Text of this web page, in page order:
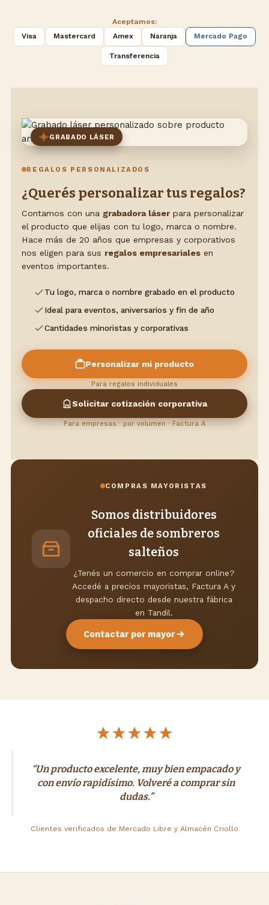
Aceptamos:
Visa Mastercard Amex Naranja Mercado Pago
Transferencia
GRABADO LÁSER
REGALOS PERSONALIZADOS
¿Querés personalizar tus regalos?
Contamos con una grabadora láserpara personalizar
el producto que elijas con tu logo, marca o nombre.
Hace más de 20 años que empresas y corporativos
nos eligen para sus regalos empresariales en
eventos importantes.
Tu logo, marca o nombre grabado en el producto
Ideal para eventos, aniversarios y fin de año
Cantidades minoristas y corporativas
Personalizar mi producto
Para regalos individuales
Solicitar cotización corporativa
Para empresas · por volumen · Factura A
COMPRAS MAYORISTAS
Somos distribuidores
oficiales de sombreros
salteños
¿Tenés un comercio en comprar online?
Accedé a precios mayoristas, Factura A y
despacho directo desde nuestra fábrica
en Tandil.
Contactar por mayor
“Un producto excelente, muy bien empacado y
con envío rapidísimo. Volveré a comprar sin
dudas.”
Clientes verificados de Mercado Libre y Almacén Criollo